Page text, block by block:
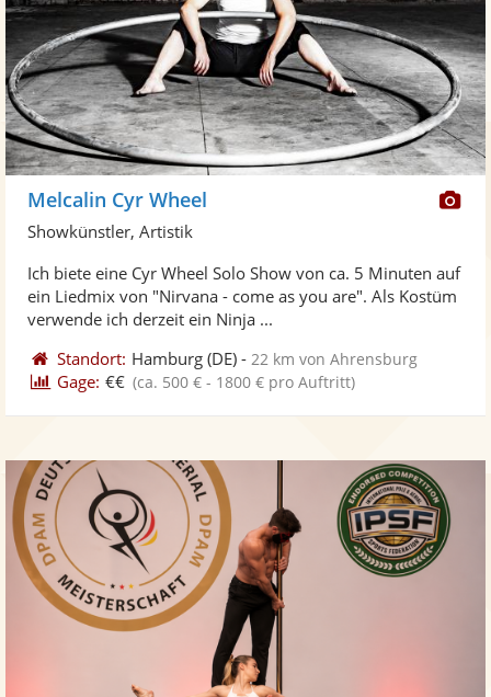
Melcalin Cyr Wheel
Showkünstler, Artistik
Ich biete eine Cyr Wheel Solo Show von ca. 5 Minuten auf
ein Liedmix von "Nirvana - come as you are". Als Kostüm
verwende ich derzeit ein Ninja ...
Standort: Hamburg (DE) - 22 km von Ahrensburg
Gage: €€ (ca. 500 € - 1800 € pro Auftritt)